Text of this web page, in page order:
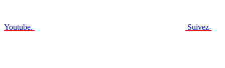
Youtube. Suivez-